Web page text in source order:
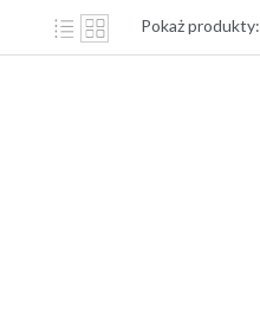
Pokaż produkty: